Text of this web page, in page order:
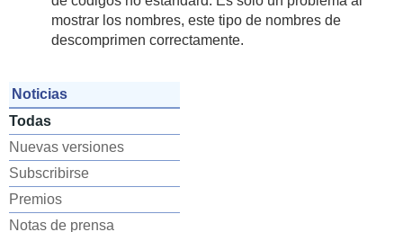
mostrar los nombres, este tipo de nombres de
descomprimen correctamente.
Noticias
Todas
Nuevas versiones
Subscribirse
Premios
Notas de prensa